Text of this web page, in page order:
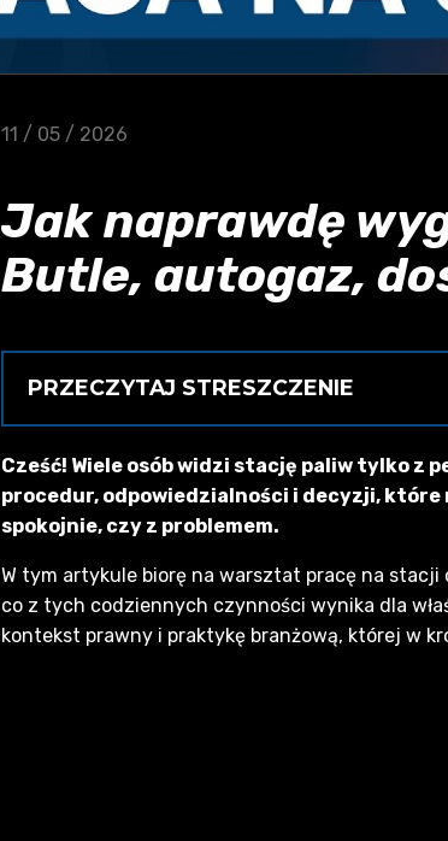
11 / 05 / 2026
Jak naprawdę
Butle, autogaz,
PRZECZYTAJ STRESZCZENIE
zostawia zapas do około 85% pojemności.
z cysterny jako dowód przy reklamacji i
wyłączony, kontrola szczelności i
Cześć! Wiele osób widzi stację paliw tylko
procedur, odpowiedzialności i decyzji, które
spokojnie, czy z problemem.
W tym artykule biorę na warsztat pracę na stacji
co z tych codziennych czynności wynika dla
kontekst prawny i praktykę branżową, której w